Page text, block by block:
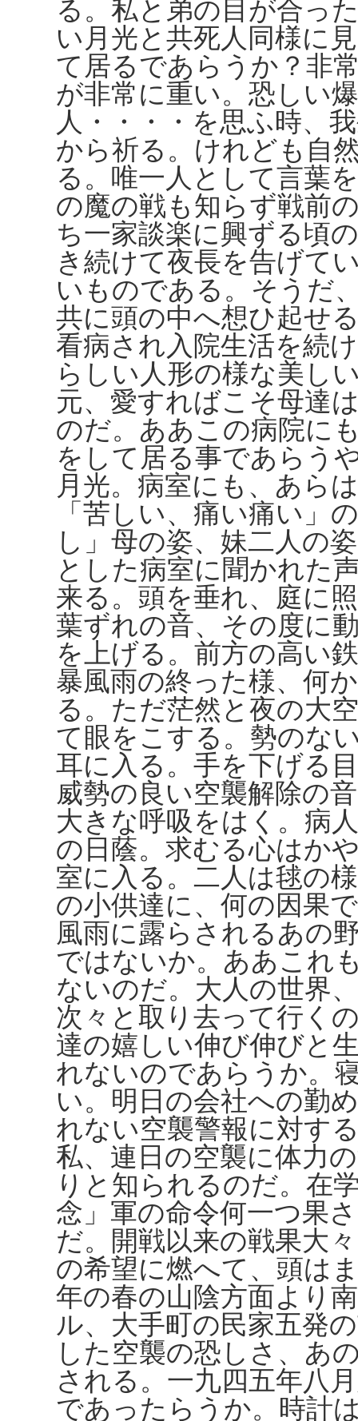
る。私と弟の目が合っ
い月光と共死人同様に
て居るであらうか？非
が非常に重い。恐しい
人・・・・を思ふ時、
から祈る。けれども自
る。唯一人として言葉
の魔の戦も知らず戦前
ち一家談楽に興ずる頃
き続けて夜長を告げて
いものである。そうだ
共に頭の中へ想ひ起せ
看病され入院生活を続
らしい人形の様な美し
元、愛すればこそ母達
のだ。ああこの病院に
をして居る事であらう
月光。病室にも、あら
「苦しい、痛い痛い」
し」母の姿、妹二人の
とした病室に聞かれた
来る。頭を垂れ、庭に
葉ずれの音、その度に
を上げる。前方の高い
暴風雨の終った様、何
る。ただ茫然と夜の大
て眼をこする。勢のな
耳に入る。手を下げる
威勢の良い空襲解除の
大きな呼吸をはく。病
の日蔭。求むる心はか
室に入る。二人は毬の
の小供達に、何の因果
風雨に露らされるあの
ではないか。ああこれ
ないのだ。大人の世界
次々と取り去って行く
達の嬉しい伸び伸びと
れないのであらうか。
い。明日の会社への勤
れない空襲警報に対す
私、連日の空襲に体力
りと知られるのだ。在
念」軍の命令何一つ果
だ。開戦以来の戦果大
の希望に燃へて、頭は
年の春の山陰方面より
ル、大手町の民家五発
した空襲の恐しさ、あ
される。一九四五年八
であったらうか。時計